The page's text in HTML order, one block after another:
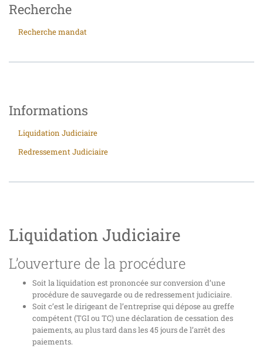
Recherche
Recherche mandat
Informations
Liquidation Judiciaire
Redressement Judiciaire
Liquidation Judiciaire
L’ouverture de la procédure
Soit la liquidation est prononcée sur conversion d’une
procédure de sauvegarde ou de redressement judiciaire.
Soit c’est le dirigeant de l’entreprise qui dépose au greffe
compétent (TGI ou TC) une déclaration de cessation des
paiements, au plus tard dans les 45 jours de l’arrêt des
paiements.